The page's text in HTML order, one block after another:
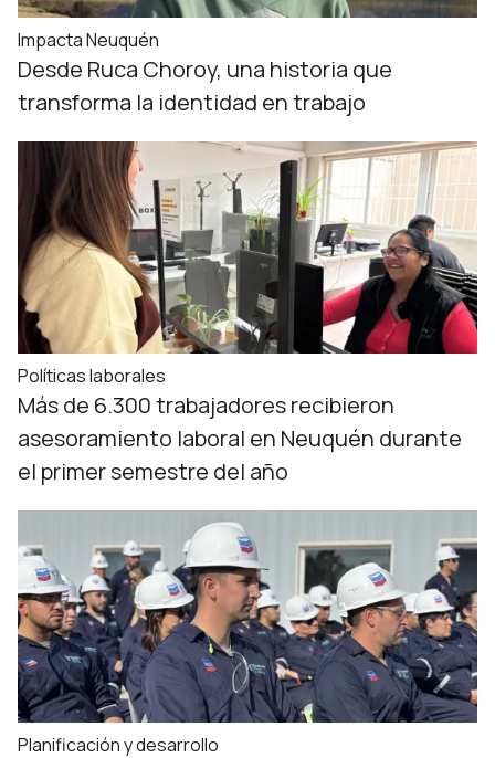
Impacta Neuquén
Desde Ruca Choroy, una historia que
transforma la identidad en trabajo
Políticas laborales
Más de 6.300 trabajadores recibieron
asesoramiento laboral en Neuquén durante
el primer semestre del año
Planificación y desarrollo